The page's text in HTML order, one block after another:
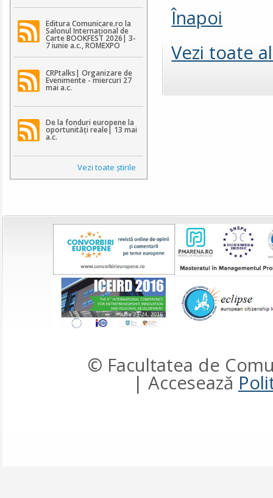
Editura Comunicare.ro la
Salonul Internațional de
Carte BOOKFEST 2026| 3-
7 iunie a.c., ROMEXPO
CRPtalks| Organizare de
Evenimente - miercuri 27
mai a.c.
De la fonduri europene la
oportunități reale| 13 mai
a.c.
Vezi toate ştirile
Înapoi
Vezi toate
© Facultatea de
| Accesează